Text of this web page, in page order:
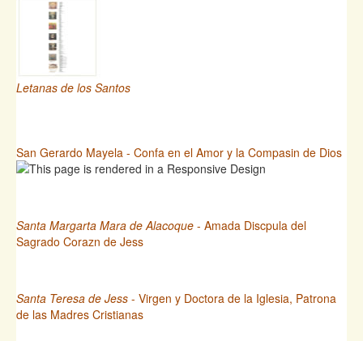
Letanas de los Santos
San Gerardo Mayela - Confa en el Amor y la Compasin de Dios
Santa Margarta Mara de Alacoque - Amada Discpula del
Sagrado Corazn de Jess
Santa Teresa de Jess - Virgen y Doctora de la Iglesia, Patrona
de las Madres Cristianas